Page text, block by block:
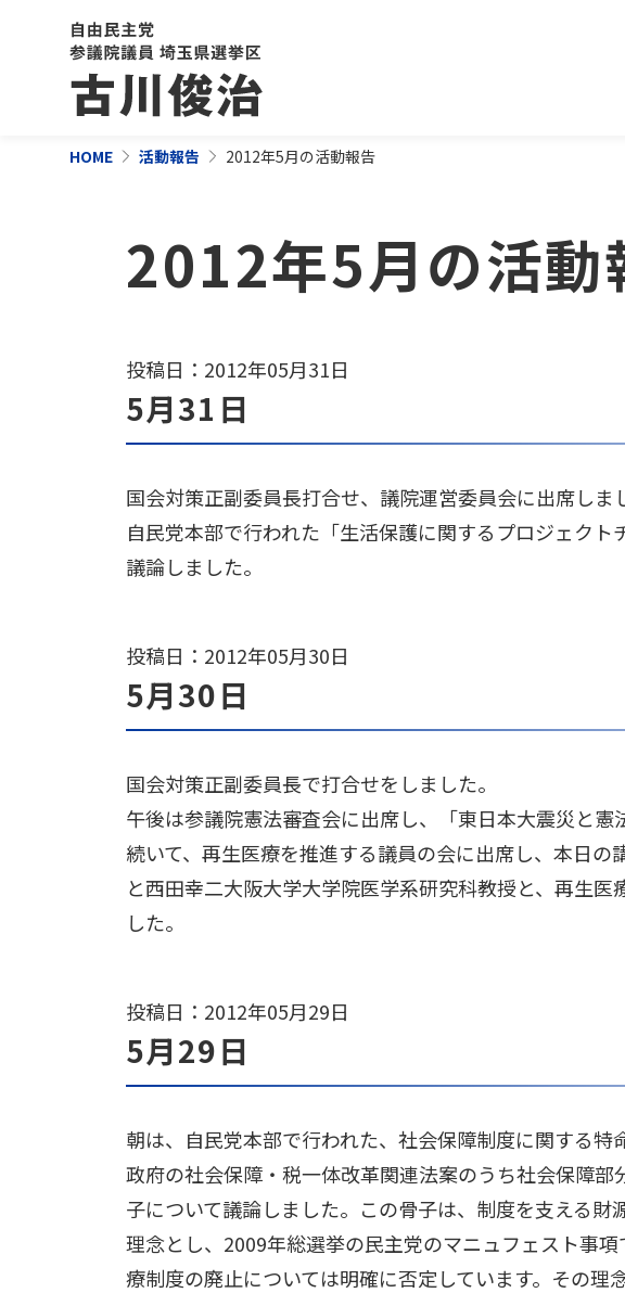
HOME 活動報告 2012年5月の活動報告
2012年5月の活動
投稿日：2012年05月31日
5月31日
国会対策正副委員長打合せ、議院運営委員会に出席しま
自民党本部で行われた「生活保護に関するプロジェク
議論しました。
投稿日：2012年05月30日
5月30日
国会対策正副委員長で打合せをしました。
午後は参議院憲法審査会に出席し、「東日本大震災と憲
続いて、再生医療を推進する議員の会に出席し、本日
と西田幸二大阪大学大学院医学系研究科教授と、再生
した。
投稿日：2012年05月29日
5月29日
朝は、自民党本部で行われた、社会保障制度に関する特
政府の社会保障・税一体改革関連法案のうち社会保障
子について議論しました。この骨子は、制度を支える
理念とし、2009年総選挙の民主党のマニュフェスト事
療制度の廃止については明確に否定しています。その